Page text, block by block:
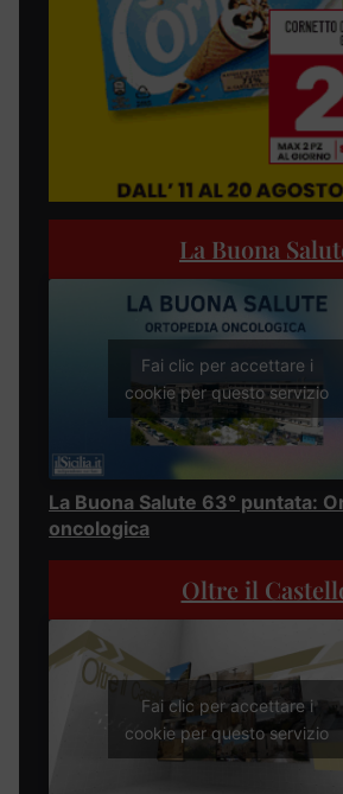
La Buona
Fai clic per accettare i
cookie per questo servizio
La Buona Salute 63° puntata:
oncologica
Oltre il
Fai clic per accettare i
cookie per questo servizio